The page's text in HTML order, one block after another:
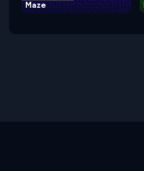
Maze